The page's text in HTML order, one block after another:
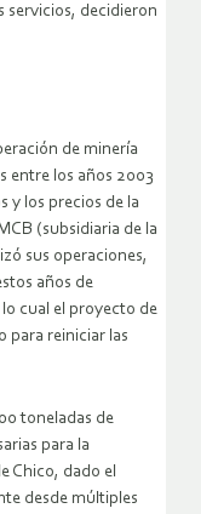
servicios, decidieron
de minería
entre los años 2003
y los precios de la
(subsidiaria de la
sus operaciones,
años de
cual el proyecto de
para reiniciar las
toneladas de
para la
Chico, dado el
desde múltiples